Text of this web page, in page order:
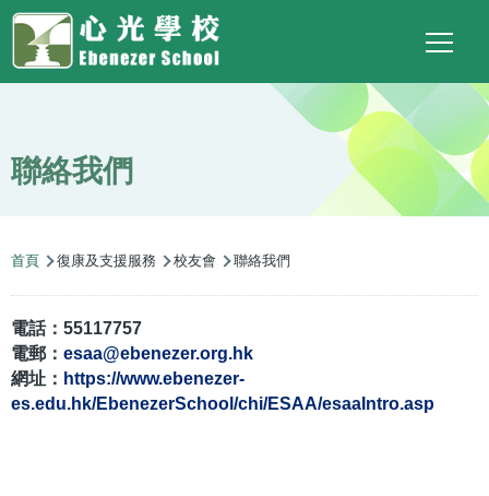
移至主內容
Top
Social
Link
Language
switcher
Main
navigation
聯絡我們
導
連
結
首頁 復康及支援服務 校友會 聯絡我們
電話：55117757
電郵： esaa@ebenezer.org.hk
網址： https://www.ebenezer-
es.edu.hk/EbenezerSchool/chi/ESAA/esaaIntro.asp